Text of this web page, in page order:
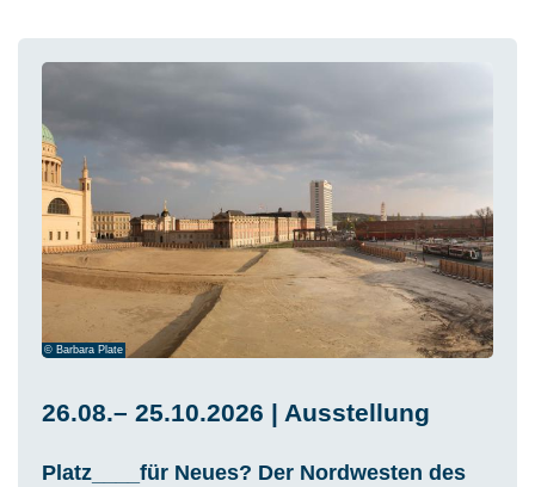
© Barbara Plate
26.08.– 25.10.2026 | Ausstellung
Platz____für Neues? Der Nordwesten des